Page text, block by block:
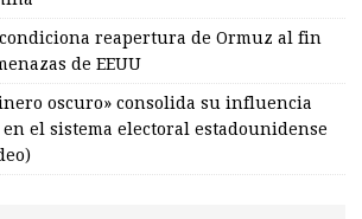
reapertura de Ormuz al fin
de EEUU
oscuro» consolida su influencia
el sistema electoral estadounidense